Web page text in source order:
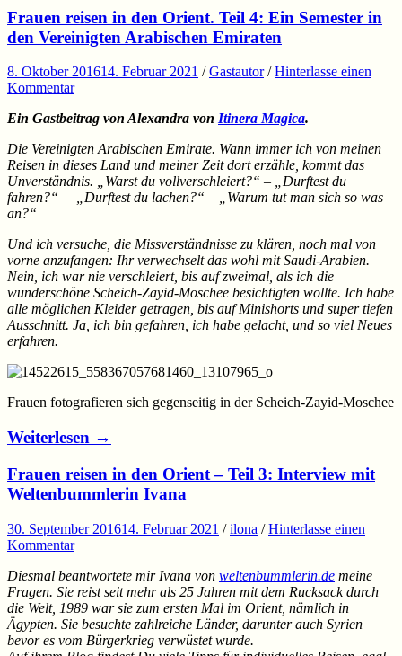
Frauen reisen in den Orient. Teil 4: Ein Semester in
den Vereinigten Arabischen Emiraten
8. Oktober 201614. Februar 2021 /Gastautor /Hinterlasse einen
Kommentar
Ein Gastbeitrag von Alexandra von Itinera Magica.
Die Vereinigten Arabischen Emirate. Wann immer ich von meinen
Reisen in dieses Land und meiner Zeit dort erzähle, kommt das
Unverständnis. „Warst du vollverschleiert?“ – „Durftest du
fahren?“ – „Durftest du lachen?“ – „Warum tut man sich so was
an?“
Und ich versuche, die Missverständnisse zu klären, noch mal von
vorne anzufangen: Ihr verwechselt das wohl mit Saudi-Arabien.
Nein, ich war nie verschleiert, bis auf zweimal, als ich die
wunderschöne Scheich-Zayid-Moschee besichtigten wollte. Ich habe
alle möglichen Kleider getragen, bis auf Minishorts und super tiefen
Ausschnitt. Ja, ich bin gefahren, ich habe gelacht, und so viel Neues
erfahren.
Frauen fotografieren sich gegenseitig in der Scheich-Zayid-Moschee
Weiterlesen →
Frauen reisen in den Orient – Teil 3: Interview mit
Weltenbummlerin Ivana
30. September 201614. Februar 2021 /ilona /Hinterlasse einen
Kommentar
Diesmal beantwortete mir Ivana von weltenbummlerin.de meine
Fragen. Sie reist seit mehr als 25 Jahren mit dem Rucksack durch
die Welt, 1989 war sie zum ersten Mal im Orient, nämlich in
Ägypten. Sie besuchte zahlreiche Länder, darunter auch Syrien
bevor es vom Bürgerkrieg verwüstet wurde.